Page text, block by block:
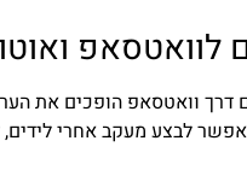
לוואטסאפ
וואטסאפ הופכים את
לבצע מעקב אחרי לידים,